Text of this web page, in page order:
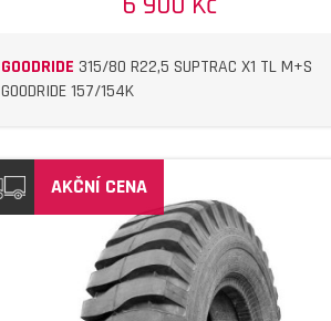
GOODRIDE 315/80 R22,5 SUPTRAC X1 TL M+S
GOODRIDE 157/154K
AKČNÍ CENA